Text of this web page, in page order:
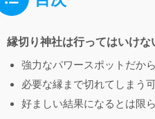
縁切り神社は行ってはいけな
強力なパワースポットだから
必要な縁まで切れてしまう
好ましい結果になるとは限